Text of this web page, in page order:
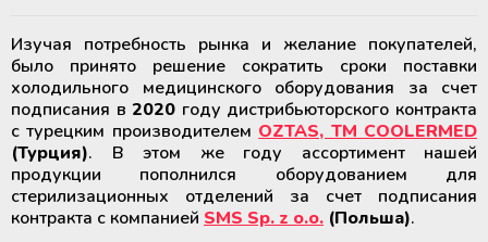
терапевтического плазмафереза
Аппараты для автоматического
взятия крови
Аппараты для облучения крови
Мобильный пункт забора крови
Изучая потребность рынка и желание покупателей,
было принято решение сократить сроки поставки
холодильного медицинского оборудования за счет
подписания в2020 году дистрибьюторского контракта
с турецким производителем OZTAS, ТМ COOLERMED
(Турция). В этом же году ассортимент нашей
продукции пополнился оборудованием для
стерилизационных отделений за счет подписания
контракта с компанией SMS Sp. z o.o. (Польша).